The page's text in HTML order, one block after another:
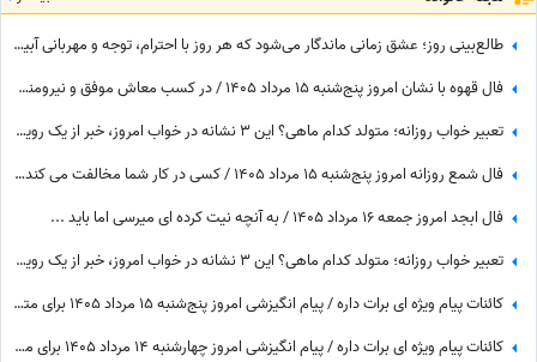
طالع‌بینی روز؛ عشق زمانی ماندگار می‌شود که هر روز با احترام، توجه و مهربانی آبیاری شود / جمعه 16 مرداد 1405
فال قهوه با نشان امروز پنج‌شنبه 15 مرداد 1405 / در کسب معاش موفق و نیرومند هستید و بر دشمنان غلبه می‌کنید مخصوصا بر ...
تعبیر خواب روزانه؛ متولد کدام ماهی؟ این 3 نشانه در خواب امروز، خبر از یک رویداد بزرگ می‌دهند! / پنج‌شنبه 15 مرداد 1405
فال شمع روزانه امروز پنج‌شنبه 15 مرداد 1405 / کسی در کار شما مخالفت می کند، اما ...
فال ابجد امروز جمعه 16 مرداد 1405 / به آنچه نیت کرده ای میرسی اما باید ...
تعبیر خواب روزانه؛ متولد کدام ماهی؟ این 3 نشانه در خواب امروز، خبر از یک رویداد بزرگ می‌دهند! / چهارشنبه 14 مرداد 1405
کائنات پیام ویژه ای برات داره / پیام انگیزشی امروز پنج‌شنبه 15 مرداد 1405 برای متولدین فروردین تا اسفند: هرگز، هرگز تسلیم نشو + ویدئو
کائنات پیام ویژه ای برات داره / پیام انگیزشی امروز چهارشنبه 14 مرداد 1405 برای متولدین فروردین تا اسفند: اگر می‌خواهیش رهاش نکن + ویدئو